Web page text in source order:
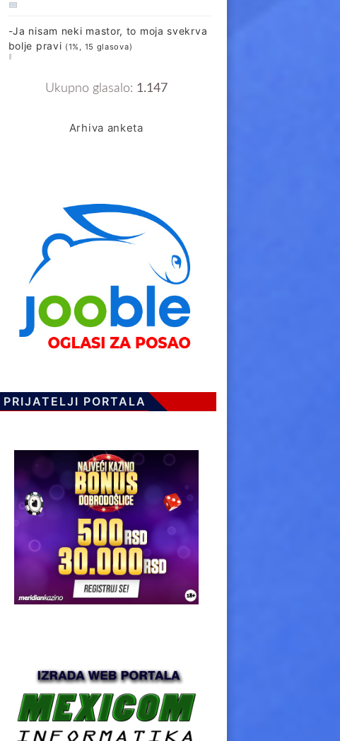
-Ja nisam neki mastor, to moja svekrva
bolje pravi (1%, 15 glasova)
Ukupno glasalo: 1.147
Arhiva anketa
PRIJATELJI PORTALA